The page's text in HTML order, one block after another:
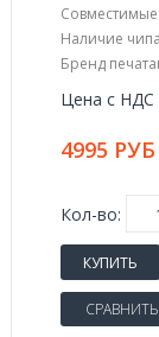
Наличие
Бренд
Цена с НДС
4995 РУБ
Кол-во:
КУПИТЬ
СРАВНИТЬ